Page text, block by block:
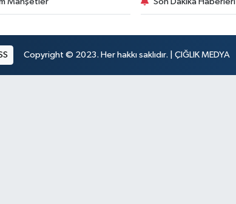
Copyright © 2023. Her hakkı saklıdır. | ÇIĞLIK MEDYA